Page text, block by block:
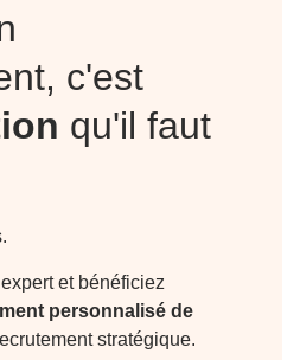
c'est
qu'il faut
et bénéficiez
personnalisé de
stratégique.